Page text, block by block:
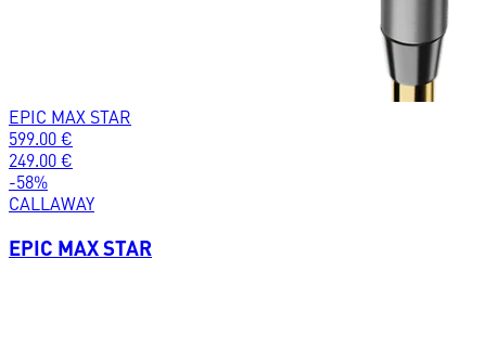
EPIC MAX STAR
599.00 €
249.00 €
-58%
CALLAWAY
EPIC MAX STAR